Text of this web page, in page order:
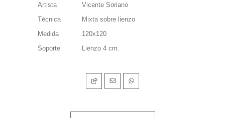
Artista
Vicente Soriano
Técnica
Mixta sobre lienzo
Medida
120x120
Soporte
Lienzo 4 cm.